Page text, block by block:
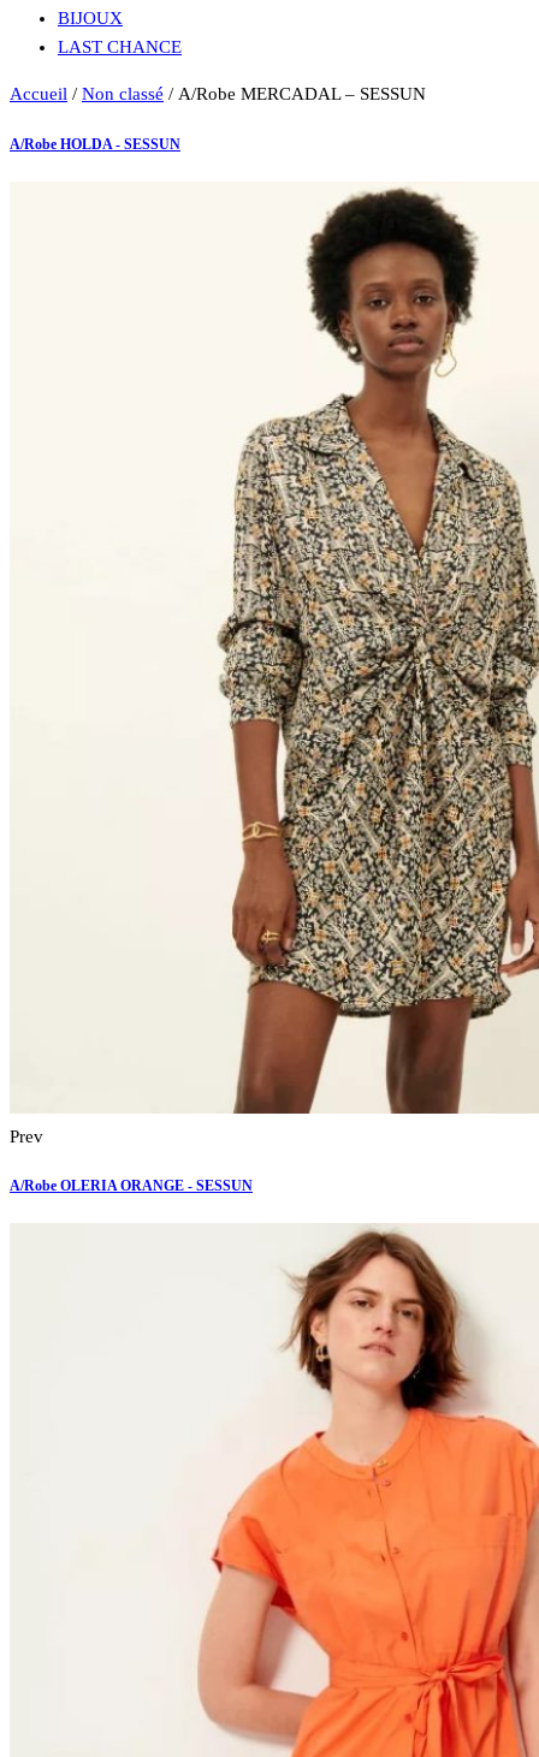
BIJOUX
LAST CHANCE
Accueil / Non classé / A/Robe MERCADAL – SESSUN
A/Robe HOLDA - SESSUN
Prev
A/Robe OLERIA ORANGE - SESSUN